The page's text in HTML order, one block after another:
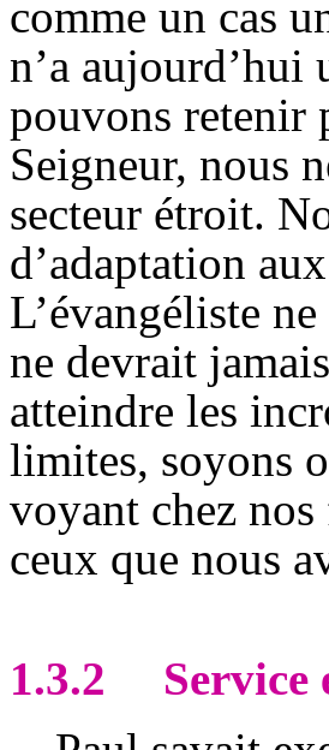
comme un cas
n’a aujourd’hui
pouvons retenir
Seigneur, nous
secteur étroit.
d’adaptation
L’évangéliste
ne devrait
atteindre les
limites, soyons
voyant chez nos
ceux que nous
1.3.2
Service